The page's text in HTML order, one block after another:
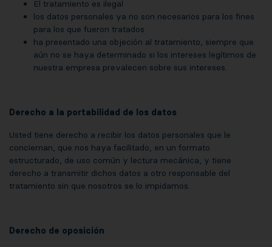
El tratamiento es ilegal
los datos personales ya no son necesarios para los fines
para los que fueron tratados
ha presentado una objeción al tratamiento, siempre que
aún no se haya determinado si los intereses legítimos de
nuestra empresa prevalecen sobre sus intereses.
Derecho a la portabilidad de los datos
Usted tiene derecho a recibir los datos personales que le
conciernan, que nos haya facilitado, en un formato
estructurado, de uso común y lectura mecánica, y tiene
derecho a transmitir dichos datos a otro responsable del
tratamiento sin que nosotros se lo impidamos.
Derecho de oposición